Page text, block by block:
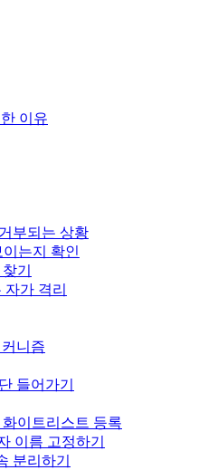
이유
부되는 상황
는지 확인
기
가 격리
니즘
들어가기
화이트리스트 등록
이름 고정하기
분리하기